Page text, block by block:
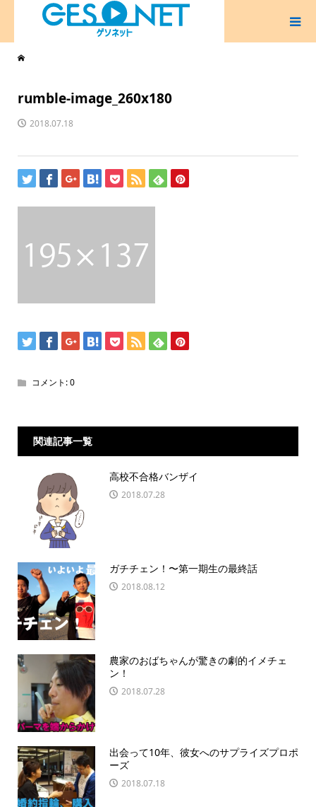
rumble-image_260x180
2018.07.18
コメント:0
関連記事一覧
高校不合格バンザイ
2018.07.28
ガチチェン！〜第一期生の最終話
2018.08.12
農家のおばちゃんが驚きの劇的イメチェ
ン！
2018.07.28
出会って10年、彼女へのサプライズプロポ
ーズ
2018.07.18